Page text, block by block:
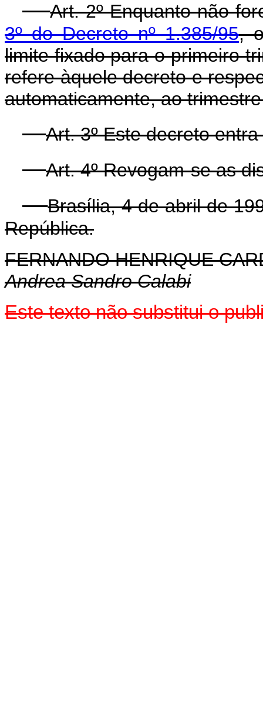
Art. 2º Enquanto não
3º do Decreto nº 1.385/95,
limite fixado para o primeiro
refere àquele decreto e
automaticamente, ao
Art. 3º Este decreto
Art. 4º Revogam-se as
Brasília, 4 de abril de
República.
FERNANDO HENRIQUE
Andrea Sandro Calabi
Este texto não substitui o